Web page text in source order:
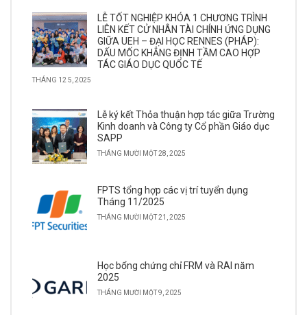
LỄ TỐT NGHIỆP KHÓA 1 CHƯƠNG TRÌNH
LIÊN KẾT CỬ NHÂN TÀI CHÍNH ỨNG DỤNG
GIỮA UEH – ĐẠI HỌC RENNES (PHÁP):
DẤU MỐC KHẲNG ĐỊNH TẦM CAO HỢP
TÁC GIÁO DỤC QUỐC TẾ
THÁNG 12 5, 2025
Lễ ký kết Thỏa thuận hợp tác giữa Trường
Kinh doanh và Công ty Cổ phần Giáo dục
SAPP
THÁNG MƯỜI MỘT 28, 2025
FPTS tổng hợp các vị trí tuyển dụng
Tháng 11/2025
THÁNG MƯỜI MỘT 21, 2025
Học bổng chứng chỉ FRM và RAI năm
2025
THÁNG MƯỜI MỘT 9, 2025